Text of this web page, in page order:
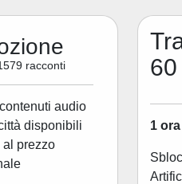
racconti
audio
disponibili
al prezzo
60
1